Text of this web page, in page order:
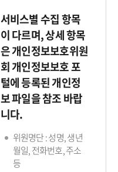
서비스별 수집 항목
이 다르며, 상세 항목
은 개인정보보호위원
회 개인정보보호 포
털에 등록된 개인정
보 파일을 참조 바랍
니다.
위원명단 : 성명, 생년
월일, 전화번호, 주소
등